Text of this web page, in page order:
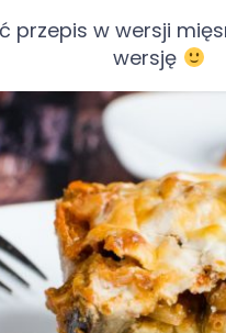
przepis w wersji
wersję